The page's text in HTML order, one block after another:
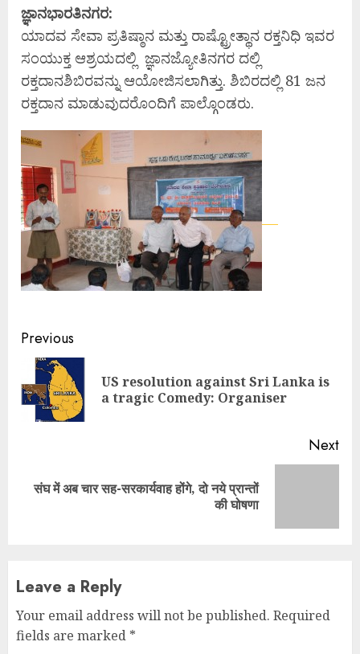
ಜ್ಞಾನಭಾರತಿನಗರ:
ಯಾದವ ಸೇವಾ ಪ್ರತಿಷ್ಠಾನ ಮತ್ತು ರಾಷ್ಟ್ರೋತ್ಥಾನ ರಕ್ತನಿಧಿ ಇವರ
ಸಂಯುಕ್ತ ಆಶ್ರಯದಲ್ಲಿ ಜ್ಞಾನಜ್ಯೋತಿನಗರ ದಲ್ಲಿ
ರಕ್ತದಾನಶಿಬಿರವನ್ನು ಆಯೋಜಿಸಲಾಗಿತ್ತು. ಶಿಬಿರದಲ್ಲಿ 81 ಜನ
ರಕ್ತದಾನ ಮಾಡುವುದರೊಂದಿಗೆ ಪಾಲ್ಗೊಂಡರು.
Continue
Reading
Previous
US resolution against Sri Lanka is
a tragic Comedy: Organiser
Next
Next
संघ में अब चार सह-सरकार्यवाह होंगे, दो नये प्रान्तों
की घोषणा
Leave a Reply
Your email address will not be published. Required
fields are marked *